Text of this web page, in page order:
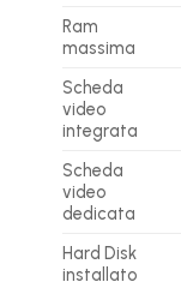
Ram
massima
Scheda
video
integrata
Scheda
video
dedicata
Hard Disk
installato